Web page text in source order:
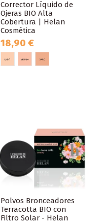
Corrector Líquido de
Ojeras BIO Alta
Cobertura | Helan
Cosmética
18,90 €
Polvos Bronceadores
Terracotta BIO con
Filtro Solar - Helan